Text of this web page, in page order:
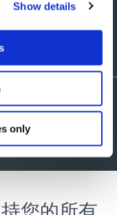
Show details
only